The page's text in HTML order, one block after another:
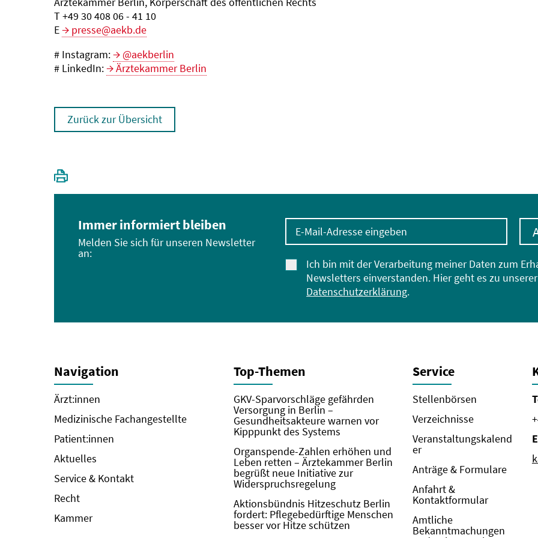
T +49 30 408 06 - 41 10
E
presse@aekb.de
# Instagram:
@aekberlin
# LinkedIn:
Ärztekammer Berlin
Zurück zur Übersicht
Immer informiert bleiben
Melden Sie sich für unseren Newsletter
an:
E-Mail-Adresse eingeben
Ich bin mit der Verarbeitung meiner Daten zum
Newsletters einverstanden. Hier geht es zu unserer
Datenschutzerklärung.
Navigation
Ärzt:innen
Medizinische Fachangestellte
Patient:innen
Aktuelles
Service & Kontakt
Recht
Kammer
Top-Themen
GKV-Sparvorschläge gefährden
Versorgung in Berlin –
Gesundheitsakteure warnen vor
Kipppunkt des Systems
Organspende-Zahlen erhöhen und
Leben retten – Ärztekammer Berlin
begrüßt neue Initiative zur
Widerspruchsregelung
Aktionsbündnis Hitzeschutz Berlin
fordert: Pflegebedürftige Menschen
besser vor Hitze schützen
Service
Stellenbörsen
Verzeichnisse
Veranstaltungskalend
er
Anträge & Formulare
Anfahrt &
Kontaktformular
Amtliche
Bekanntmachungen